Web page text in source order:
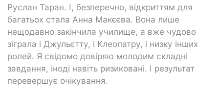
Руслан Таран. І, безперечно, відкриттям для
багатьох стала Анна Макєєва. Вона лише
нещодавно закінчила училище, а вже чудово
зіграла і Джульєтту, і Клеопатру, і низку інших
ролей. Я свідомо довіряю молодим складні
завдання, іноді навіть ризиковані. І результат
перевершує очікування.